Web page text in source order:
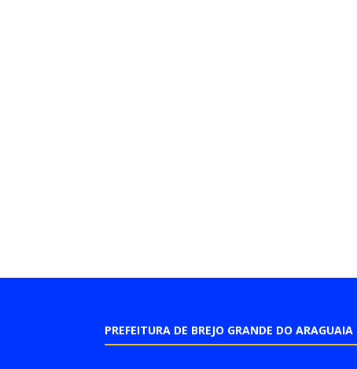
PREFEITURA DE BREJO GRANDE DO ARAGUAIA